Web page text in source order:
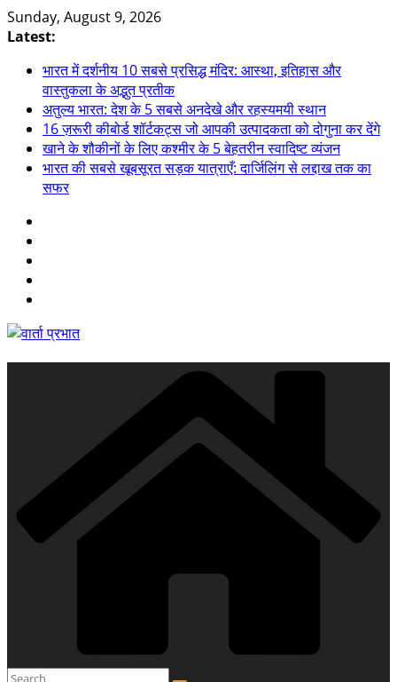
Skip
to
Sunday, August 9, 2026
Latest:
भारत में दर्शनीय 10 सबसे प्रसिद्ध मंदिर: आस्था, इतिहास और
वास्तुकला के अद्भुत प्रतीक
अतुल्य भारत: देश के 5 सबसे अनदेखे और रहस्यमयी स्थान
16 ज़रूरी कीबोर्ड शॉर्टकट्स जो आपकी उत्पादकता को दोगुना कर देंगे
खाने के शौकीनों के लिए कश्मीर के 5 बेहतरीन स्वादिष्ट व्यंजन
भारत की सबसे खूबसूरत सड़क यात्राएँ: दार्जिलिंग से लद्दाख तक का
सफर